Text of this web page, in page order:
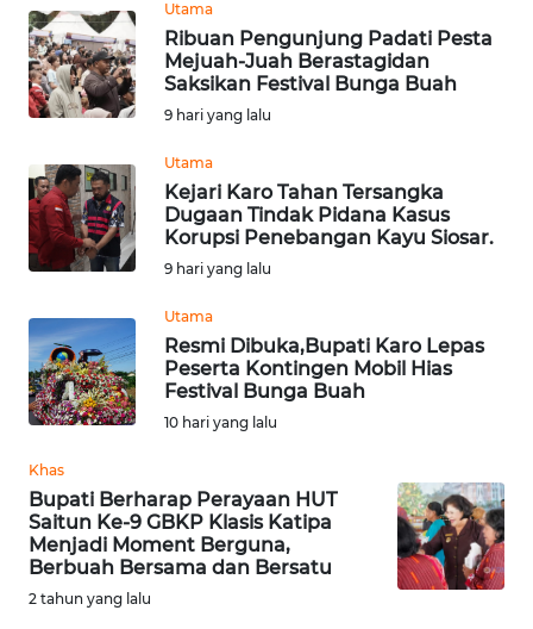
Utama
Ribuan Pengunjung Padati Pesta
Mejuah-Juah Berastagidan
Saksikan Festival Bunga Buah
9 hari yang lalu
Utama
Kejari Karo Tahan Tersangka
Dugaan Tindak Pidana Kasus
Korupsi Penebangan Kayu Siosar.
9 hari yang lalu
Utama
Resmi Dibuka,Bupati Karo Lepas
Peserta Kontingen Mobil Hias
Festival Bunga Buah
10 hari yang lalu
Khas
Bupati Berharap Perayaan HUT
Saitun Ke-9 GBKP Klasis Katipa
Menjadi Moment Berguna,
Berbuah Bersama dan Bersatu
2 tahun yang lalu
WN
TAPANULI
SELATAN
WN
TANJUNG
LESUNG
WN
WN
SIMALUNGUN
LABUHANBATU
WN
TAPANULI
TENGAH